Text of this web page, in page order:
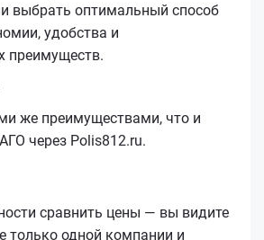
выбрать оптимальный способ
удобства и
преимуществ.
же преимуществами, что и
через Polis812.ru.
сравнить цены — вы видите
только одной компании и